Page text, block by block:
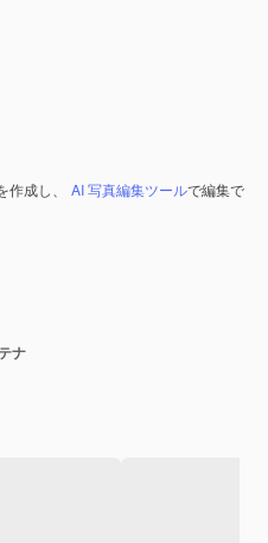
成し、 AI 写真編集ツールで編集で
ナ